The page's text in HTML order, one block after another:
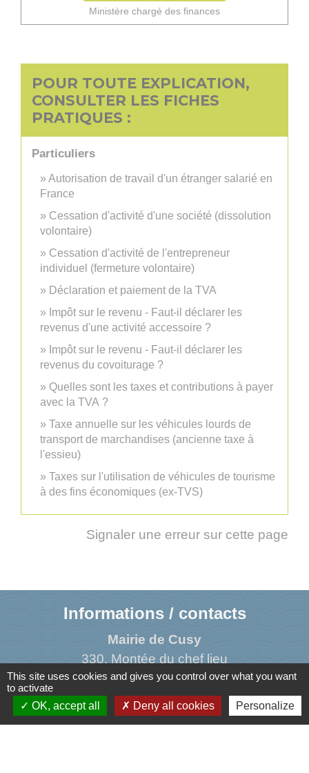
Ministère chargé des finances
POUR TOUTE EXPLICATION,
CONSULTER LES FICHES
PRATIQUES :
Particuliers
Autorisation de travail d'un étranger salarié en
France
Cessation d'activité d'une société (dissolution
volontaire)
Cessation d'activité de l'entrepreneur
individuel (fermeture volontaire)
Déclaration et paiement de la TVA
Impôt sur le revenu - Faut-il déclarer les
revenus d'une activité accessoire ?
Impôt sur le revenu - Faut-il déclarer les
revenus du covoiturage ?
Quelles sont les taxes et contributions à payer
avec la TVA ?
Taxe annuelle sur les véhicules lourds de
transport de marchandises (ancienne taxe à
l'essieu)
Taxes sur l'utilisation de véhicules de tourisme
à des fins économiques (ex-TVS)
Signaler une erreur sur cette page
Informations / contacts
Mairie de Cusy
330, Montée du chef lieu
74540 Cusy - FRANCE
+33 4 50 52 50 48
This site uses cookies and gives you control over what you want
to activate
OK, accept all
Deny all cookies Personalize